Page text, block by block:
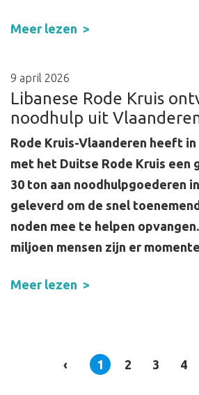
Meer lezen
9 april 2026
Libanese Rode Kruis
noodhulp uit
Rode Kruis-Vlaanderen heeft
met het Duitse Rode Kruis een
30 ton aan noodhulpgoederen
geleverd om de snel
noden mee te helpen
miljoen mensen zijn er
Meer lezen
‹ 1 2 3 4